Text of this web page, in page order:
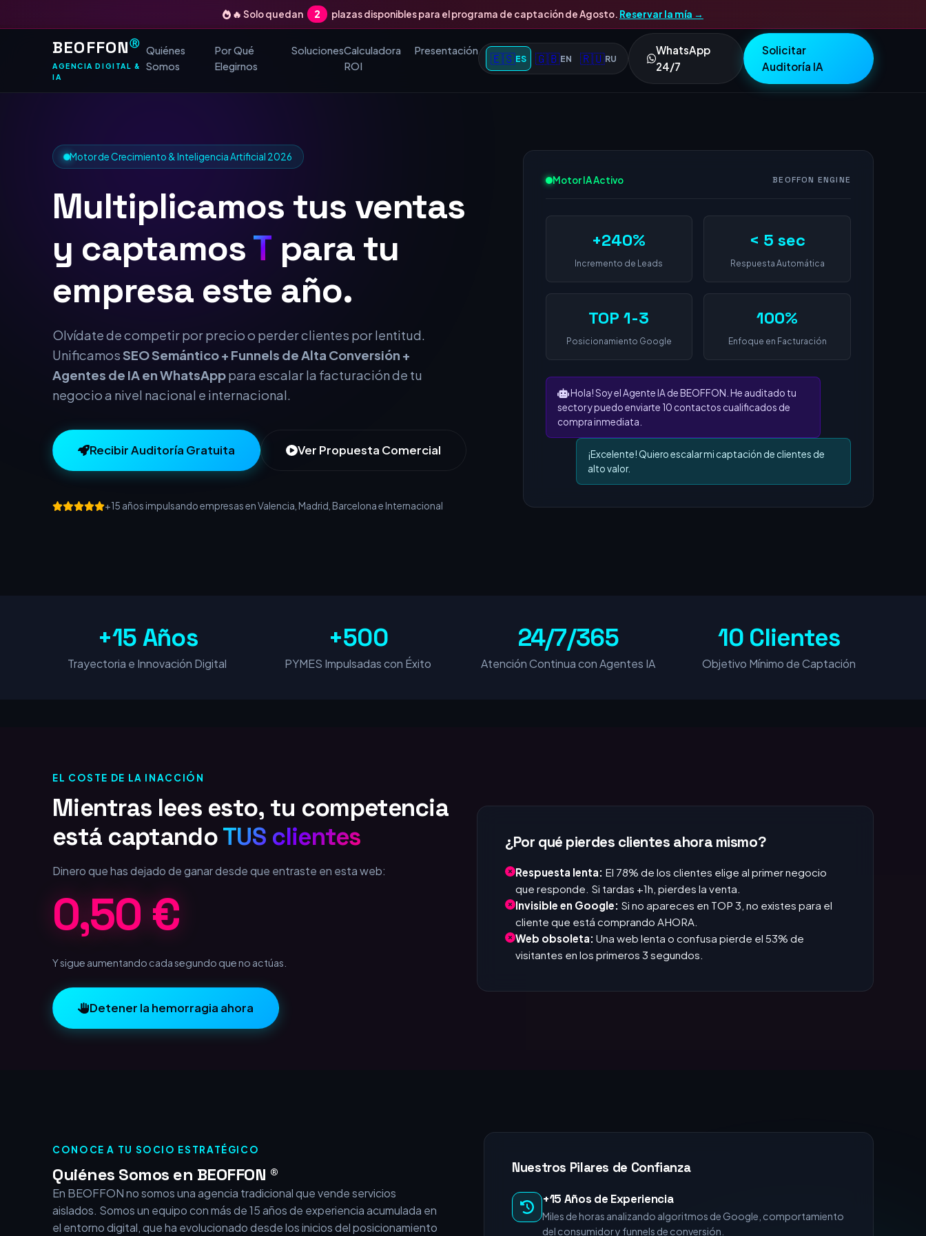
🔥 Solo quedan 2 plazas disponibles para el programa de captación de Agosto. Reservar la mía →
BEOFFONⓇ
AGENCIA DIGITAL &
IA
Quiénes
Somos
Por Qué
Elegirnos
SolucionesCalculadora
ROI
Presentación
🇪🇸ES 🇬🇧EN 🇷🇺RU
WhatsApp
24/7
Solicitar
Auditoría IA
Motor de Crecimiento & Inteligencia Artificial 2026
Multiplicamos tus ventas
y captamosTOP 1 en
Googlepara tu empresa
este año.
Olvídate de competir por precio o perder clientes por lentitud.
UnificamosSEO Semántico + Funnels de Alta Conversión +
negocio a nivel nacional e internacional.
+240%
Incremento de Leads
< 5 sec
Respuesta Automática
TOP 1-3
Posicionamiento Google
100%
Enfoque en Facturación
Hola! Soy el Agente IA de BEOFFON. He auditado tu
sector y puedo enviarte 10 contactos cualificados de
compra inmediata.
¡Excelente! Quiero escalar mi captación de clientes de
+500 24/7/365 10 Clientes
EL COSTE DE LA INACCIÓN
Mientras lees esto, tu competencia
está captandoTUS clientes
Dinero que has dejado de ganar desde que entraste en esta web:
1,00 €
Y sigue aumentando cada segundo que no actúas.
¿Por qué pierdes clientes ahora mismo?
Respuesta lenta:El 78% de los clientes elige al primer negocio
que responde. Si tardas +1h, pierdes la venta.
Invisible en Google:Si no apareces en TOP 3, no existes para el
cliente que está comprando AHORA.
CONOCE A TU SOCIO ESTRATÉGICO
Quiénes Somos en BEOFFON ® Nuestros Pilares de Confianza